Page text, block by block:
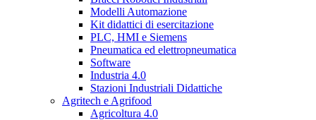
Modelli Automazione
Kit didattici di esercitazione
PLC, HMI e Siemens
Pneumatica ed elettropneumatica
Software
Industria 4.0
Stazioni Industriali Didattiche
Agritech e Agrifood
Agricoltura 4.0